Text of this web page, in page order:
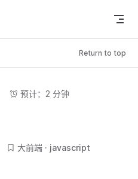
Return to top
预计：2 分钟
大前端 javascript